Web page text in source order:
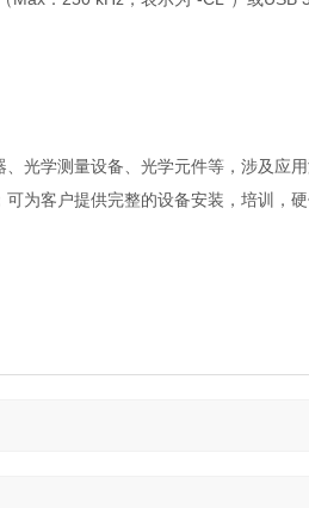
光学测量设备、光学元件等，涉及应用
为客户提供完整的设备安装，培训，